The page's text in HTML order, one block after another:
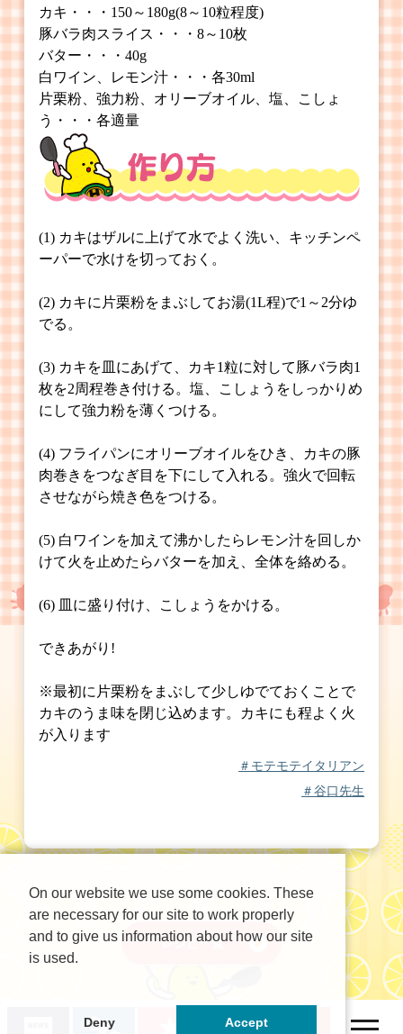
カキ・・・150～180g(8～10粒程度)
豚バラ肉スライス・・・8～10枚
バター・・・40g
白ワイン、レモン汁・・・各30ml
片栗粉、強力粉、オリーブオイル、塩、こしょ
う・・・各適量
(1) カキはザルに上げて水でよく洗い、キッチンペ
ーパーで水けを切っておく。
(2) カキに片栗粉をまぶしてお湯(1L程)で1～2分ゆ
でる。
(3) カキを皿にあげて、カキ1粒に対して豚バラ肉1
枚を2周程巻き付ける。塩、こしょうをしっかりめ
にして強力粉を薄くつける。
(4) フライパンにオリーブオイルをひき、カキの豚
肉巻きをつなぎ目を下にして入れる。強火で回転
させながら焼き色をつける。
(5) 白ワインを加えて沸かしたらレモン汁を回しか
けて火を止めたらバターを加え、全体を絡める。
(6) 皿に盛り付け、こしょうをかける。
できあがり!
※最初に片栗粉をまぶして少しゆでておくことで
カキのうま味を閉じ込めます。カキにも程よく火
が入ります
＃モテモテイタリアン
＃谷口先生
レシピ一覧
On our website we use some cookies. These
are necessary for our site to work properly
and to give us information about how our site
is used.
Deny Accept